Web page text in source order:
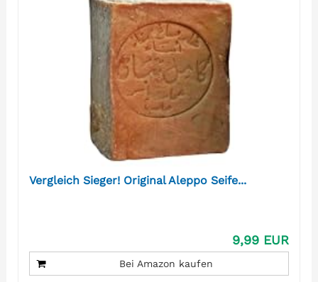
Vergleich Sieger! Original Aleppo Seife...
9,99 EUR
Bei Amazon kaufen